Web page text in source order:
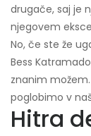
drugače, saj je
njegovem
No, če ste že
Bess
znanim
poglobimo v
Hitra